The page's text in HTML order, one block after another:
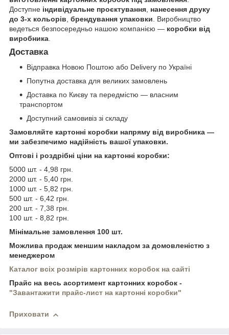
Доступне індивідуальне проєктування нанесення друку
до 3-х кольорів брендування упаковки . Виробництво
ведеться безпосередньо нашою компанією — коробки від
виробника
Доставка
Відправка Новою Поштою або Delivery по Україні
Попутна доставка для великих замовлень
Доставка по Києву та передмістю — власним
транспортом
Доступний самовивіз зі складу
Замовляйте картонні коробки напряму від виробника —
ми забезпечимо надійність вашої упаковки.
Оптові і роздрібні ціни на картонні коробки:
5000 шт. - 4,98 грн.
2000 шт. - 5,40 грн.
1000 шт. - 5,82 грн.
500 шт. - 6,42 грн.
200 шт. - 7,38 грн.
100 шт. - 8,82 грн.
Мінімальне замовлення 100 шт.
Можлива продаж меншим накладом за домовленістю з
менеджером
Каталог всіх розмірів картонних коробок на сайті
Прайс на весь асортимент картонних коробок -
"Завантажити прайс-лист на картонні коробки"
Приховати